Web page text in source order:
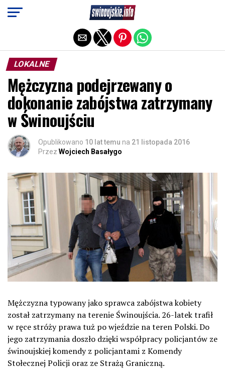
LOKALNE
Mężczyzna podejrzewany o
dokonanie zabójstwa zatrzymany
w Świnoujściu
Opublikowano 10 lat temu na 21 listopada 2016
Przez Wojciech Basałygo
Mężczyzna typowany jako sprawca zabójstwa kobiety
został zatrzymany na terenie Świnoujścia. 26-latek trafił
w ręce stróży prawa tuż po wjeździe na teren Polski. Do
jego zatrzymania doszło dzięki współpracy policjantów ze
świnoujskiej komendy z policjantami z Komendy
Stołecznej Policji oraz ze Strażą Graniczną.
Exit mobile version